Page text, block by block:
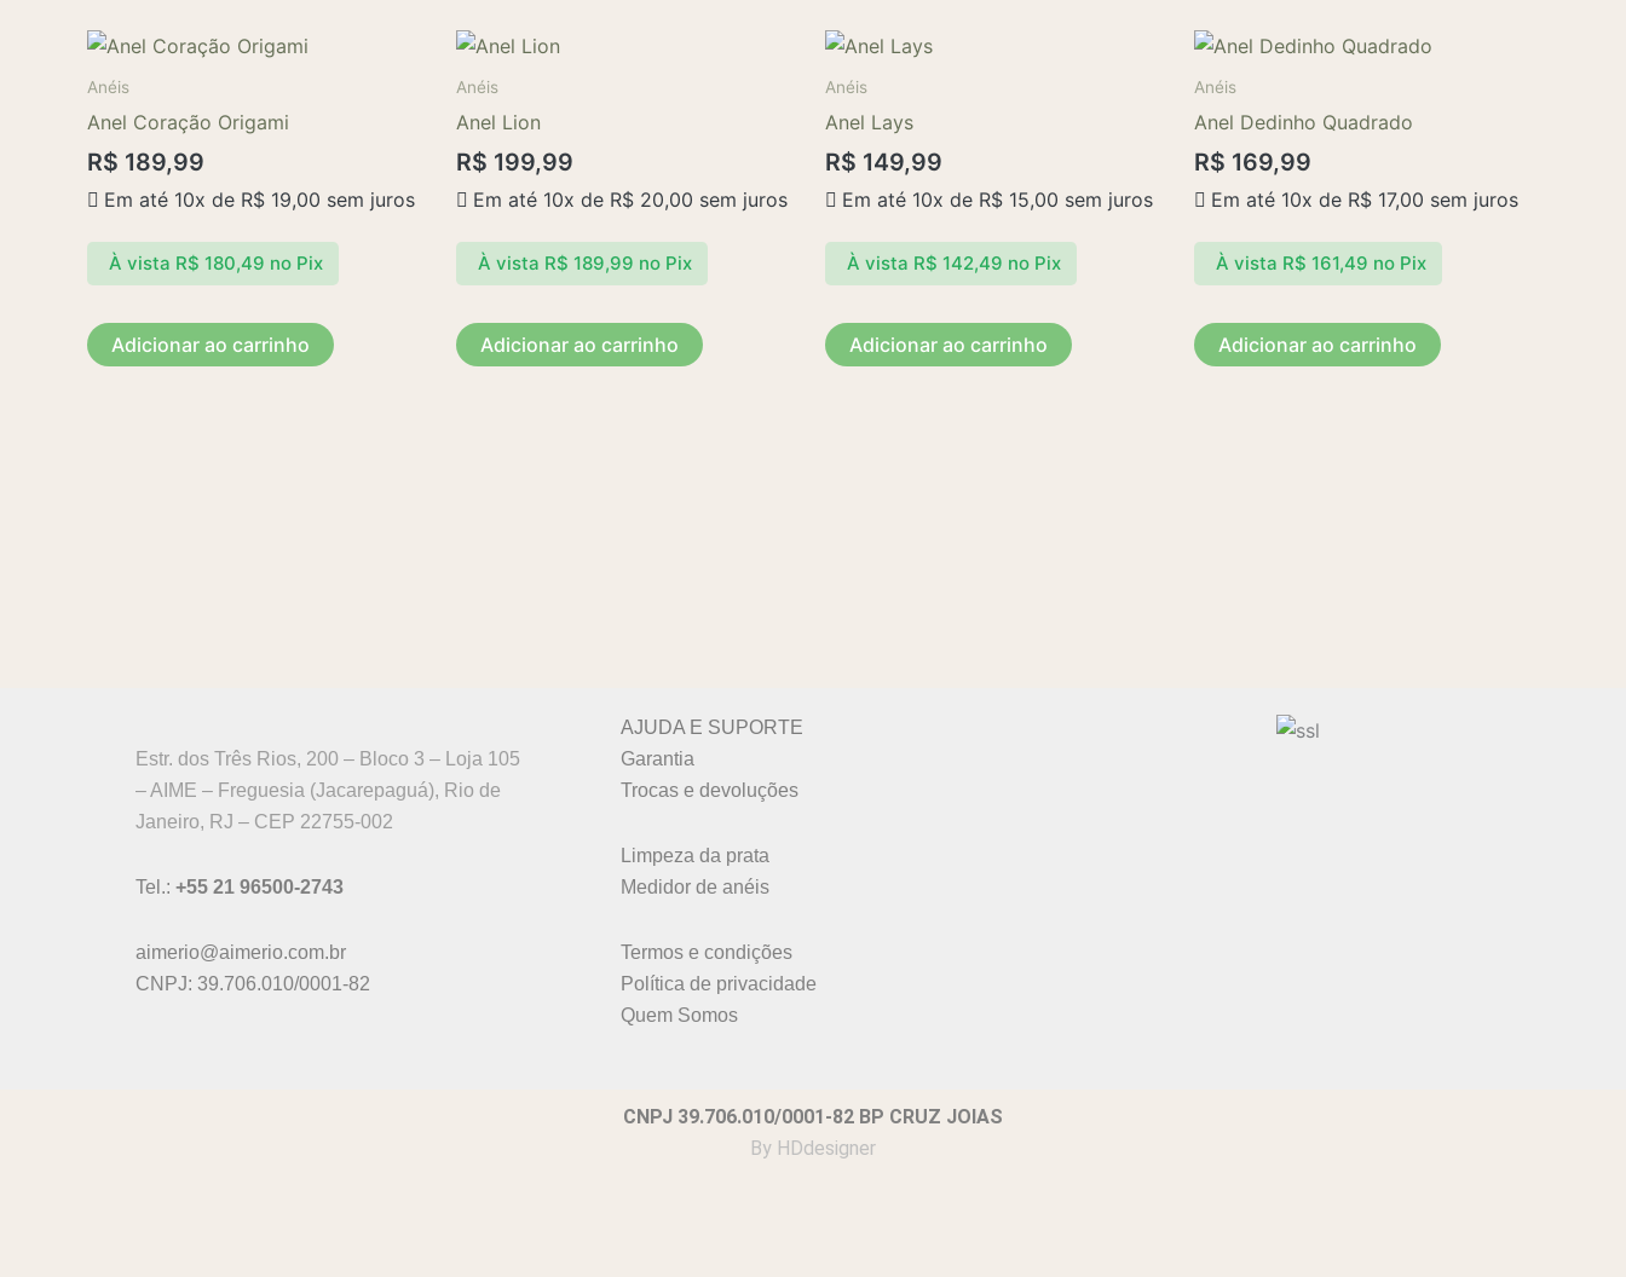
produto
Anéis
Anel Coração Origami
R$ 189,99
Em até 10x de R$ 19,00 sem juros
À vista R$ 180,49 no Pix
Adicionar ao carrinho
Anéis
Anel Lion
R$ 199,99
Em até 10x de R$ 20,00 sem juros
À vista R$ 189,99 no Pix
Adicionar ao carrinho
Anéis
Anel Lays
R$ 149,99
Em até 10x de R$ 15,00 sem juros
À vista R$ 142,49 no Pix
Adicionar ao carrinho
Anéis
Anel Dedinho Quadrado
R$ 169,99
Em até 10x de R$ 17,00 sem juros
À vista R$ 161,49 no Pix
Adicionar ao carrinho
Estr. dos Três Rios, 200 – Bloco 3 – Loja 105
– AIME – Freguesia (Jacarepaguá), Rio de
Janeiro, RJ – CEP 22755-002
Tel.: +55 21 96500-2743
aimerio@aimerio.com.br
CNPJ: 39.706.010/0001-82
AJUDA E SUPORTE
Garantia
Trocas e devoluções
Limpeza da prata
Medidor de anéis
Termos e condições
Política de privacidade
Quem Somos
CNPJ 39.706.010/0001-82 BP CRUZ JOIAS
By HDdesigner